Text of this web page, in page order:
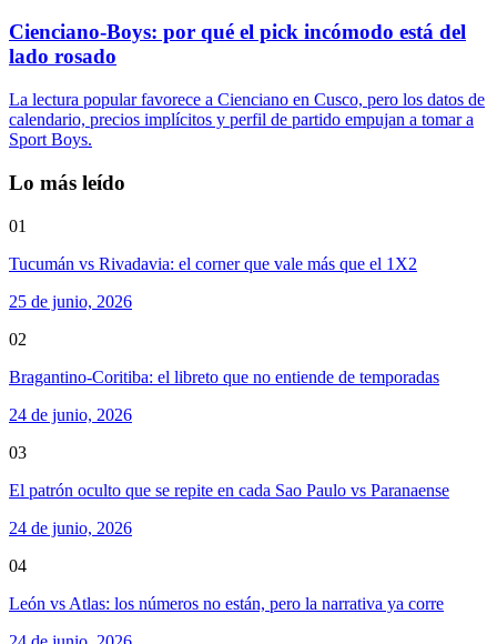
Cienciano-Boys: por qué el pick incómodo está del
lado rosado
La lectura popular favorece a Cienciano en Cusco, pero los datos de
calendario, precios implícitos y perfil de partido empujan a tomar a
Sport Boys.
Lo más leído
01
Tucumán vs Rivadavia: el corner que vale más que el 1X2
25 de junio, 2026
02
Bragantino-Coritiba: el libreto que no entiende de temporadas
24 de junio, 2026
03
El patrón oculto que se repite en cada Sao Paulo vs Paranaense
24 de junio, 2026
04
León vs Atlas: los números no están, pero la narrativa ya corre